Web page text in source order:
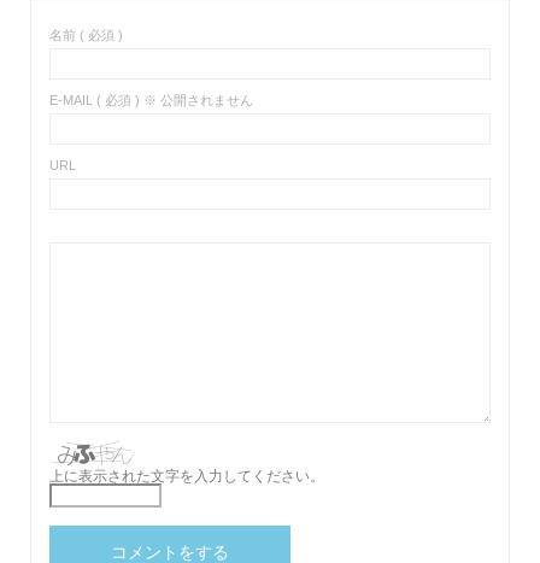
名前 ( 必須 )
E-MAIL ( 必須 ) ※ 公開されません
URL
上に表示された文字を入力してください。